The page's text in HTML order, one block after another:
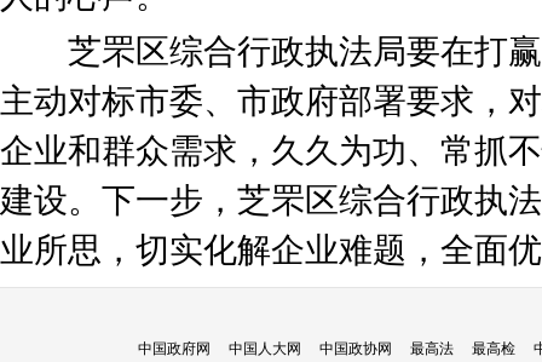
芝罘区综合行政执法局要在打赢
主动对标市委、市政府部署要求，
企业和群众需求，久久为功、常抓
建设。下一步，芝罘区综合行政执
业所思，切实化解企业难题，全面
中国政府网 中国人大网 中国政协网 最高法 最高检